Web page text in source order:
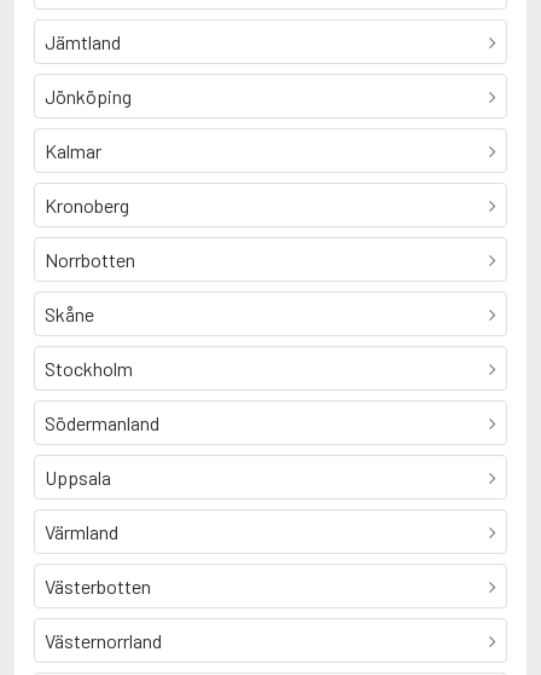
Jämtland
Jönköping
Kalmar
Kronoberg
Norrbotten
Skåne
Stockholm
Södermanland
Uppsala
Värmland
Västerbotten
Västernorrland